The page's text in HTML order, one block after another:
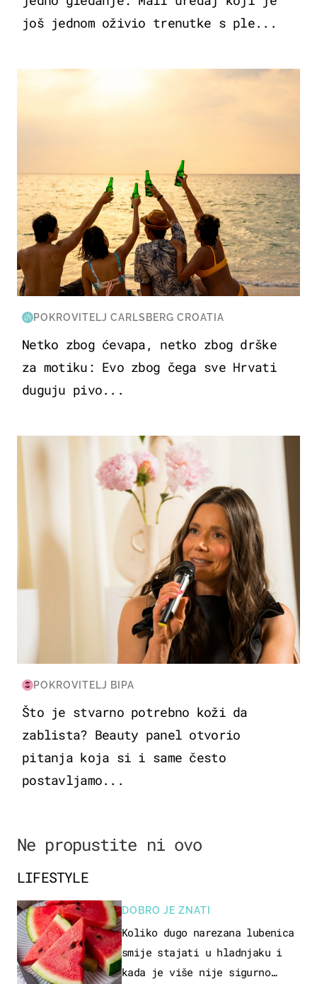
još jednom oživio trenutke s ple...
POKROVITELJ CARLSBERG CROATIA
Netko zbog ćevapa, netko zbog drške
za motiku: Evo zbog čega sve Hrvati
duguju pivo...
MODA & LJEPOTA
POKROVITELJ BIPA
Što je stvarno potrebno koži da
zablista? Beauty panel otvorio
pitanja koja si i same često
postavljamo...
Ne propustite ni ovo
LIFESTYLE
DOBRO JE ZNATI
Koliko dugo narezana lubenica
smije stajati u hladnjaku i
kada je više nije sigurno